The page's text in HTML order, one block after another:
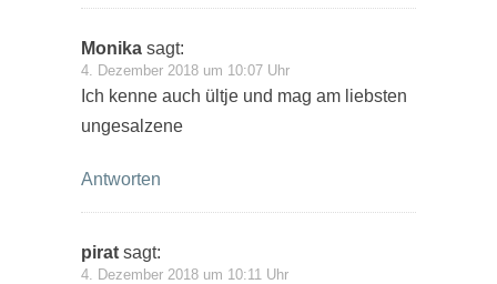
Monika sagt:
4. Dezember 2018 um 10:07 Uhr
Ich kenne auch ültje und mag am liebsten
ungesalzene
Antworten
pirat sagt:
4. Dezember 2018 um 10:11 Uhr